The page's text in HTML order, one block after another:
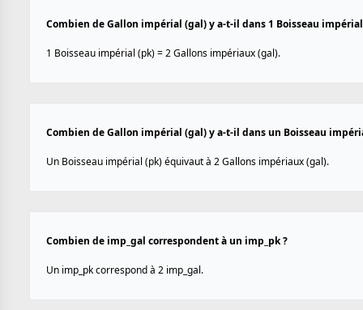
Combien de Gallon impérial (gal) y a-t-il dans 1 Boisseau
1 Boisseau impérial (pk) = 2 Gallons impériaux (gal).
Combien de Gallon impérial (gal) y a-t-il dans un Boisseau
Un Boisseau impérial (pk) équivaut à 2 Gallons impériaux (gal).
Combien de imp_gal correspondent à un imp_pk ?
Un imp_pk correspond à 2 imp_gal.